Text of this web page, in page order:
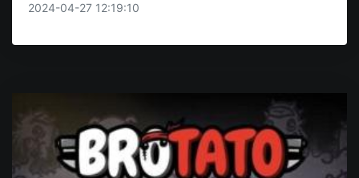
2024-04-27 12:19:10